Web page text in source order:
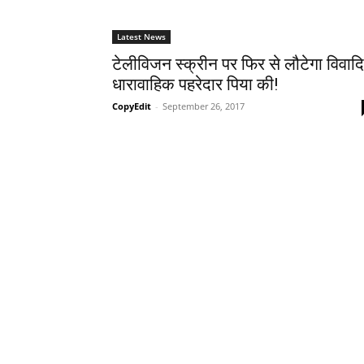
Latest News
टेलीविजन स्क्रीन पर फिर से लौटेगा
धारावाहिक पहरेदार पिया की!
CopyEdit - September 26, 2017